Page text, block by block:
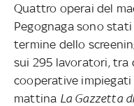
Quattro operai del
Pegognaga sono
termine dello
sui 295 lavoratori,
cooperative
mattina La Gazzetta